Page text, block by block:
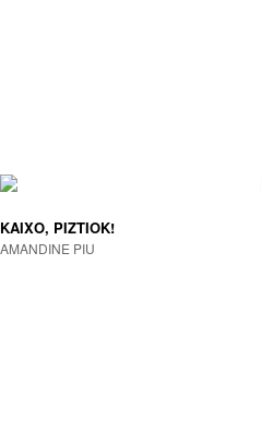
KAIXO, PIZTIOK!
AMANDINE PIU